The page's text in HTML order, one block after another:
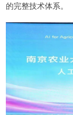
的完整技术体系。